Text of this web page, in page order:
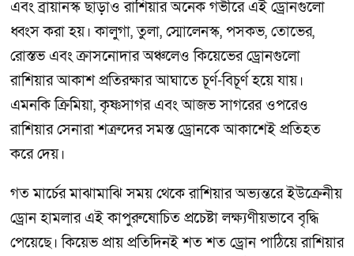
এবং ব্রায়ানস্ক ছাড়াও রাশিয়ার অনেক গভীরে এই ড্রোনগুলো
ধ্বংস করা হয়। কালুগা, তুলা, স্মোলেনস্ক, পসকভ, তোভের,
রোস্তভ এবং ক্রাসনোদার অঞ্চলেও কিয়েভের ড্রোনগুলো
রাশিয়ার আকাশ প্রতিরক্ষার আঘাতে চূর্ণ-বিচূর্ণ হয়ে যায়।
এমনকি ক্রিমিয়া, কৃষ্ণসাগর এবং আজভ সাগরের ওপরেও
রাশিয়ার সেনারা শত্রুদের সমস্ত ড্রোনকে আকাশেই প্রতিহত
করে দেয়।
গত মার্চের মাঝামাঝি সময় থেকে রাশিয়ার অভ্যন্তরে ইউক্রেনীয়
ড্রোন হামলার এই কাপুরুষোচিত প্রচেষ্টা লক্ষ্যণীয়ভাবে বৃদ্ধি
পেয়েছে। কিয়েভ প্রায় প্রতিদিনই শত শত ড্রোন পাঠিয়ে রাশিয়ার